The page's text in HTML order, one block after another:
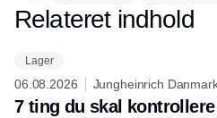
Relateret indhold
Lager
06.08.2026
Jungheinrich
A/S
7 ting du skal